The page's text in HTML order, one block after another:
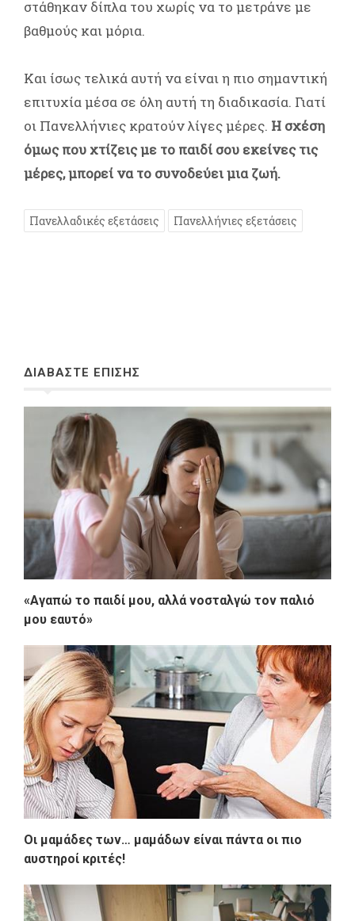
στάθηκαν δίπλα του χωρίς να το μετράνε με
βαθμούς και μόρια.
Και ίσως τελικά αυτή να είναι η πιο σημαντική
επιτυχία μέσα σε όλη αυτή τη διαδικασία. Γιατί
οι Πανελλήνιες κρατούν λίγες μέρες. Η σχέση
όμως που χτίζεις με το παιδί σου εκείνες τις
μέρες, μπορεί να το συνοδεύει μια ζωή.
Πανελλαδικές εξετάσεις Πανελλήνιες εξετάσεις
ΔΙΑΒΑΣΤΕ ΕΠΙΣΗΣ
«Αγαπώ το παιδί μου, αλλά νοσταλγώ τον παλιό
μου εαυτό»
Οι μαμάδες των… μαμάδων είναι πάντα οι πιο
αυστηροί κριτές!